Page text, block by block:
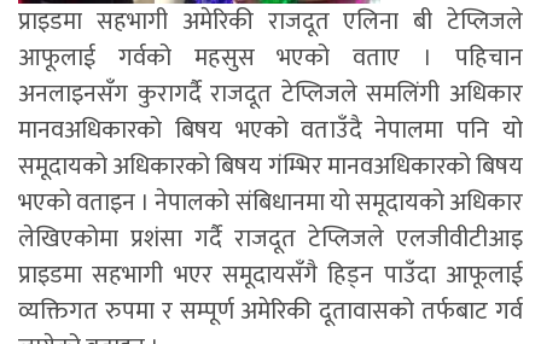
प्राइडमा सहभागी अमेरिकी राजदूत एलिना बी टेप्लिजले
आफूलाई गर्वको महसुस भएको वताए । पहिचान
अनलाइनसँग कुरागर्दै राजदूत टेप्लिजले समलिंगी अधिकार
मानवअधिकारको बिषय भएको वताउँदै नेपालमा पनि यो
समूदायको अधिकारको बिषय गंम्भिर मानवअधिकारको बिषय
भएको वताइन । नेपालको संबिधानमा यो समूदायको अधिकार
लेखिएकोमा प्रशंसा गर्दै राजदूत टेप्लिजले एलजीवीटीआइ
प्राइडमा सहभागी भएर समूदायसँगै हिड्न पाउँदा आफूलाई
व्यक्तिगत रुपमा र सम्पूर्ण अमेरिकी दूतावासको तर्फबाट गर्व